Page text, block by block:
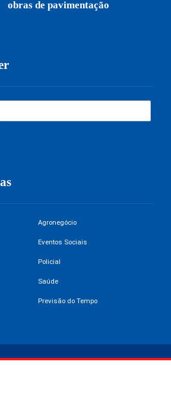
obras de pavimentação
Agronegócio
Eventos Sociais
Policial
Saúde
Previsão do Tempo